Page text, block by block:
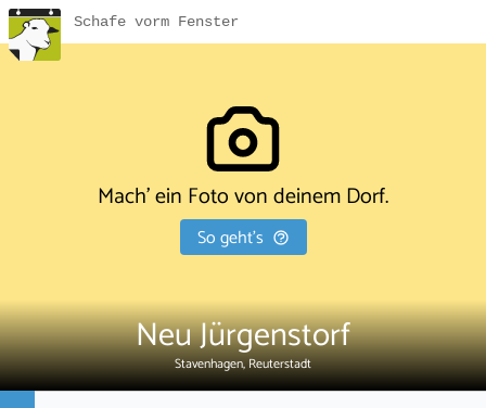
Schafe vorm Fenster
Mach' ein Foto von deinem Dorf.
So geht's
Neu Jürgenstorf
Stavenhagen, Reuterstadt